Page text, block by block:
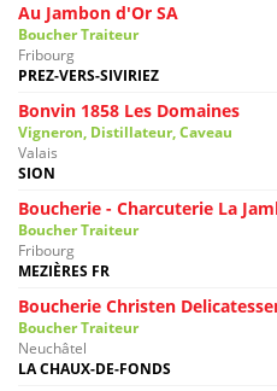
Au Jambon d'Or SA
Boucher Traiteur
Fribourg
PREZ-VERS-SIVIRIEZ
Bonvin 1858 Les Domaines
Vigneron, Distillateur, Caveau
Valais
SION
Boucherie - Charcuterie La
Boucher Traiteur
Fribourg
MEZIÈRES FR
Boucherie Christen
Boucher Traiteur
Neuchâtel
LA CHAUX-DE-FONDS